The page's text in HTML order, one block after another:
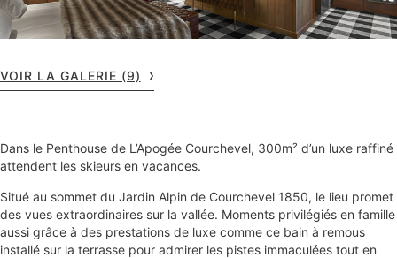
VOIR LA GALERIE (9)
Dans le Penthouse de L’Apogée Courchevel, 300m² d’un luxe raffiné
attendent les skieurs en vacances.
Situé au sommet du Jardin Alpin de Courchevel 1850, le lieu promet
des vues extraordinaires sur la vallée. Moments privilégiés en famille
aussi grâce à des prestations de luxe comme ce bain à remous
installé sur la terrasse pour admirer les pistes immaculées tout en